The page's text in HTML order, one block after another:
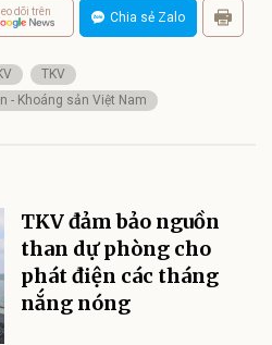
dõi trên Chia sẻ Zalo
TKV
- Khoáng sản Việt Nam
TKV đảm bảo nguồn
than dự phòng cho
phát điện các tháng
nắng nóng